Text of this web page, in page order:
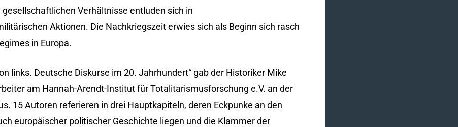
Verhältnisse entluden sich in
Aktionen. Die Nachkriegszeit erwies sich als Beginn sich rasch
in Europa.
links. Deutsche Diskurse im 20. Jahrhundert“ gab der Historiker Mike
am Hannah-Arendt-Institut für Totalitarismusforschung e.V. an der
15 Autoren referieren in drei Hauptkapiteln, deren Eckpunke an den
europäischer politischer Geschichte liegen und die Klammer der